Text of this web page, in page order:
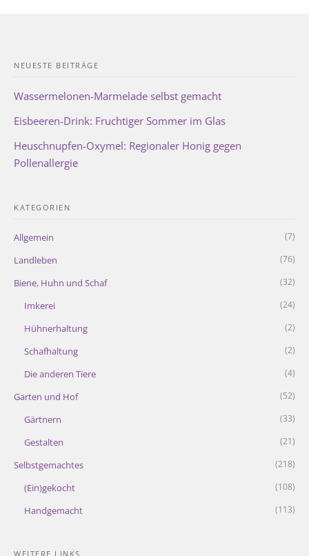
NEUESTE BEITRÄGE
Wassermelonen-Marmelade selbst gemacht
Eisbeeren-Drink: Fruchtiger Sommer im Glas
Heuschnupfen-Oxymel: Regionaler Honig gegen
Pollenallergie
KATEGORIEN
Allgemein (7)
Landleben (76)
Biene, Huhn und Schaf (32)
Imkerei (24)
Hühnerhaltung (2)
Schafhaltung (2)
Die anderen Tiere (4)
Garten und Hof (52)
Gärtnern (33)
Gestalten (21)
Selbstgemachtes (218)
(Ein)gekocht (108)
Handgemacht (113)
WEITERE LINKS